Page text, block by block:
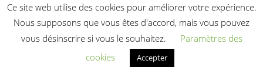
Structure Sportive OCRX Outdoor 8×12
mètres
Ajouter au panier
Ce site web utilise des cookies pour améliorer votre expérience.
Nous supposons que vous êtes d'accord, mais vous pouvez
vous désinscrire si vous le souhaitez.
Paramètres des
cookies
Accepter